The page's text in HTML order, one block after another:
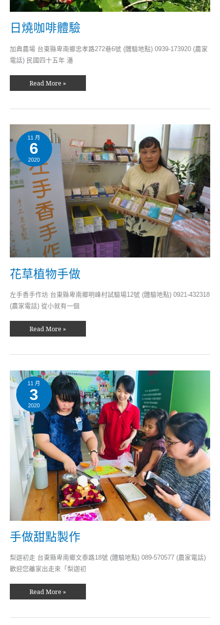
日燒咖啡體驗
加典農場 台東縣卑南鄉忠孝路272巷6號 (體驗地點) 0939-173920 (農家
電話) 民國四十五年 潘
Read More »
11 月
6
2020
花草植物手做
左手香手作坊 台東縣卑南鄉明峰村試驗場12號 (體驗地點) 0921-432318
(農家電話) 從小就有一個
花
草
植
物
手
做
Read More »
11 月
3
2020
手做甜點製作
梨迦初走 台東縣卑南鄉文泰路18號 (體驗地點) 089-570577 (農家電話)
歡迎您離家出走來「梨迦初
手
做
甜
點
製
作
Read More »